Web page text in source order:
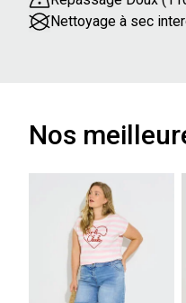
Nettoyage à sec
Nos